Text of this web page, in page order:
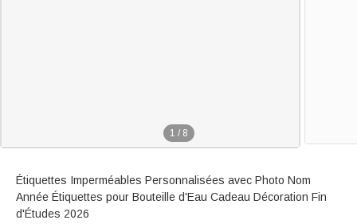
1 / 8
Étiquettes Imperméables Personnalisées avec Photo Nom
Année Étiquettes pour Bouteille d'Eau Cadeau Décoration Fin
d'Études 2026